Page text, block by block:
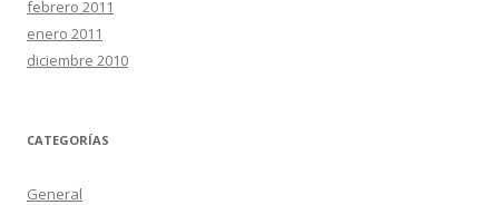
febrero 2011
enero 2011
diciembre 2010
CATEGORÍAS
General